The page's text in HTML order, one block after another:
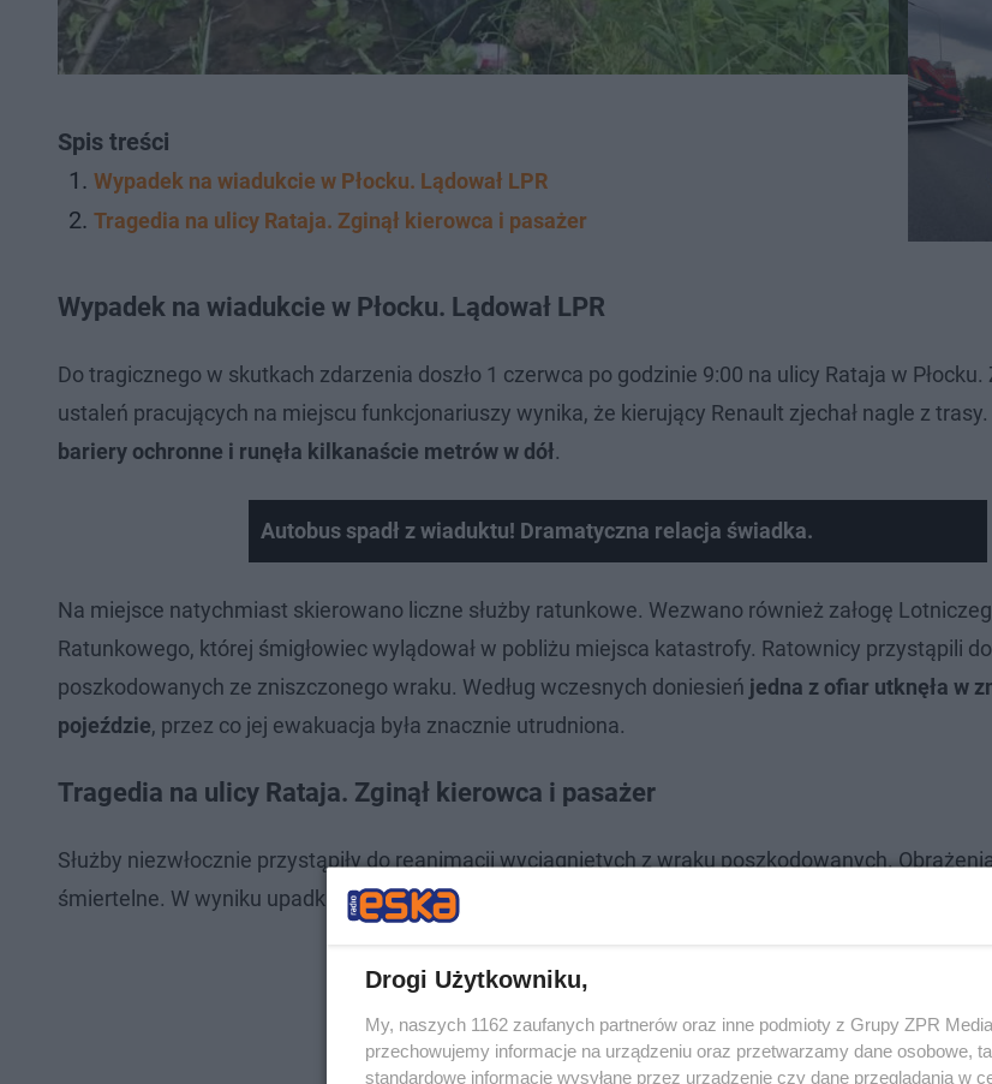
Spis treści
Wypadek na wiadukcie w Płocku. Lądował LPR
Tragedia na ulicy Rataja. Zginął kierowca i pasażer
Wypadek na wiadukcie w Płocku. Lądował LPR
Do tragicznego w skutkach zdarzenia doszło 1 czerwca po godzinie 9:00 na ulicy Rataja w
ustaleń pracujących na miejscu funkcjonariuszy wynika, że kierujący Renault zjechał nagle z
bariery ochronne i runęła kilkanaście metrów w dół.
Autobus spadł z wiaduktu! Dramatyczna relacja świadka.
Na miejsce natychmiast skierowano liczne służby ratunkowe. Wezwano również załogę
Ratunkowego, której śmigłowiec wylądował w pobliżu miejsca katastrofy. Ratownicy przystąpili
poszkodowanych ze zniszczonego wraku. Według wczesnych doniesień jedna z ofiar utknęła w
pojeździe, przez co jej ewakuacja była znacznie utrudniona.
Tragedia na ulicy Rataja. Zginął kierowca i pasażer
Służby niezwłocznie przystąpiły do reanimacji wyciągniętych z wraku poszkodowanych.
śmiertelne. W wyniku upadku zginęłodwóch mężczyzn: 28-letni kierowca oraz 35-letni pasażer
Drogi Użytkowniku,
My, naszych 1162 zaufanych partnerów oraz inne podmioty z Grupy ZPR
przechowujemy informacje na urządzeniu oraz przetwarzamy dane osobowe,
standardowe informacje wysyłane przez urządzenie czy dane przeglądania w